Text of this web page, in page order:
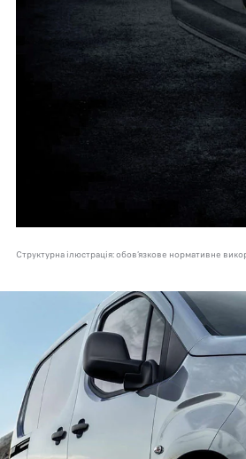
Структурна ілюстрація: обов’язкове нормативне